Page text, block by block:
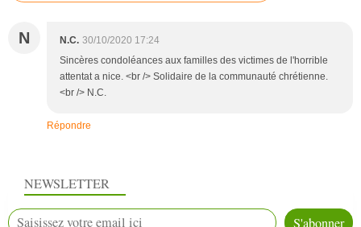
N N.C. 30/10/2020 17:24
Sincères condoléances aux familles des victimes de l'horrible
attentat a nice. <br /> Solidaire de la communauté chrétienne.
<br /> N.C.
Répondre
NEWSLETTER